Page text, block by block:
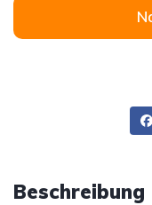
Beschreibung